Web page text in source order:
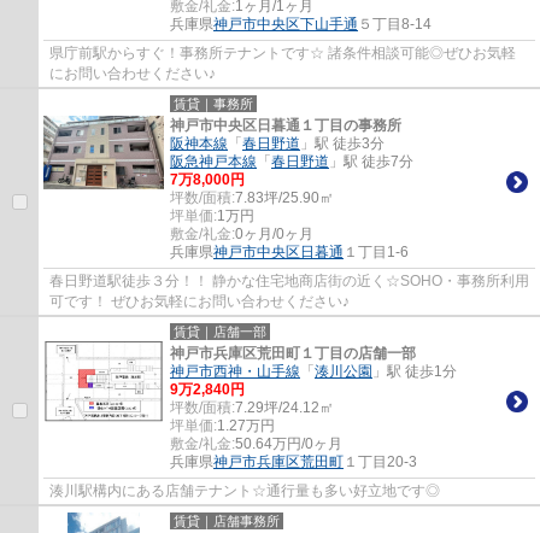
敷金/礼金:1ヶ月/1ヶ月
兵庫県神戸市中央区下山手通 ５丁目8-14
県庁前駅からすぐ！事務所テナントです☆ 諸条件相談可能◎ぜひお気軽
にお問い合わせください♪
賃貸｜事務所
神戸市中央区日暮通１丁目の事務所
阪神本線 「 春日野道 」駅 徒歩3分
阪急神戸本線 「 春日野道 」駅 徒歩7分
7万8,000円
坪数/面積:7.83坪/25.90㎡
坪単価:1万円
敷金/礼金:0ヶ月/0ヶ月
兵庫県神戸市中央区 日暮通 １丁目1-6
春日野道駅徒歩３分！！ 静かな住宅地商店街の近く☆SOHO・事務所利用
可です！ ぜひお気軽にお問い合わせください♪
賃貸｜店舗一部
神戸市兵庫区荒田町１丁目の店舗一部
神戸市西神・山手線 「 湊川公園 」駅 徒歩1分
9万2,840円
坪数/面積:7.29坪/24.12㎡
坪単価:1.27万円
敷金/礼金:50.64万円/0ヶ月
兵庫県神戸市兵庫区荒田町 １丁目20-3
湊川駅構内にある店舗テナント☆通行量も多い好立地です◎
賃貸｜店舗事務所